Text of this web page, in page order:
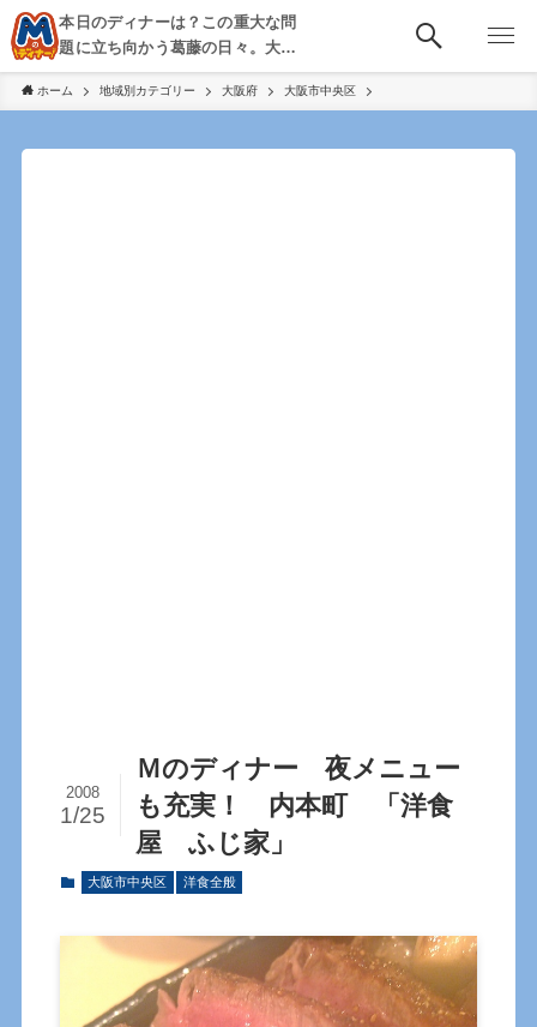
本日のディナーは？この重大な問
題に立ち向かう葛藤の日々。大
阪・京都・神戸を中心とした食べ
歩き、飲み歩きを綴る。
ホーム 地域別カテゴリー 大阪府 大阪市中央区
Ｍのディナー 夜メニュー
も充実！ 内本町 「洋食
屋 ふじ家」
2008
1/25
大阪市中央区 洋食全般